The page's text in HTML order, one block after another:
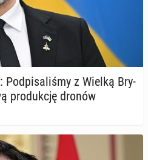
Pod­pi­sa­li­śmy z Wielką Bry­
pro­duk­cję dronów